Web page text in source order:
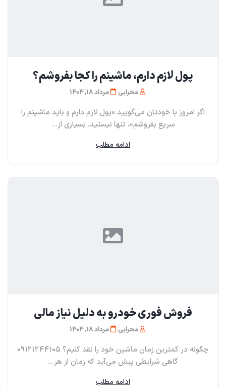
پول لازم دارم، ماشینم را کجا بفروشم؟
محرابی مرداد 18, 1404
اگر امروز با خودتان می‌گویید «پول لازم دارم و باید ماشینم را
سریع بفروشم»، تنها نیستید. بسیاری از...
ادامه مطلب
فروش فوری خودرو به دلیل نیاز مالی
محرابی مرداد 18, 1404
چگونه در کمترین زمان ماشین خود را نقد کنیم؟ ۰۹۱۲۱۲۴۴۱۰۵
گاهی شرایطی پیش می‌آید که زمان از هر...
ادامه مطلب